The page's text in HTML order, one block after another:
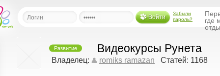
Войти
Забыли
пароль?
где
Развитие Видеокурсы Рунета
Владелец: romiks ramazan Статей: 1168